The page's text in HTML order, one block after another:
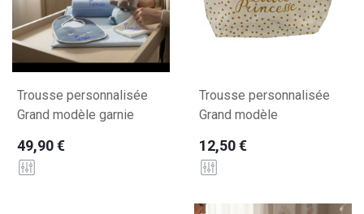
Trousse personnalisée
Grand modèle garnie
49,90 €
Trousse personnalisée
Grand modèle
12,50 €